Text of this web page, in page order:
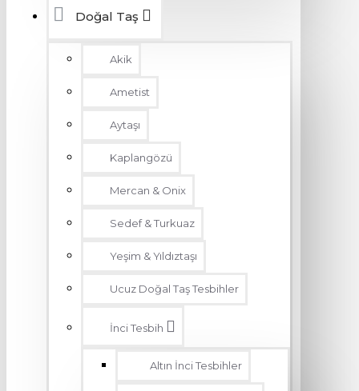
Doğal Taş
Akik
Ametist
Aytaşı
Kaplangözü
Mercan & Onix
Sedef & Turkuaz
Yeşim & Yıldıztaşı
Ucuz Doğal Taş Tesbihler
İnci Tesbih
Altın İnci Tesbihler